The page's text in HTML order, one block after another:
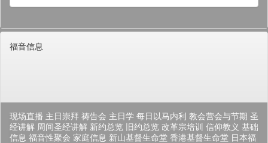
福音信息
现场直播 主日崇拜 祷告会 主日学 每日以马内利 教会营会与节期 圣
经讲解 周间圣经讲解 新约总览 旧约总览 改革宗培训 信仰教义 基础
信息 福音性聚会 家庭信息 新山基督生命堂 香港基督生命堂 日本福